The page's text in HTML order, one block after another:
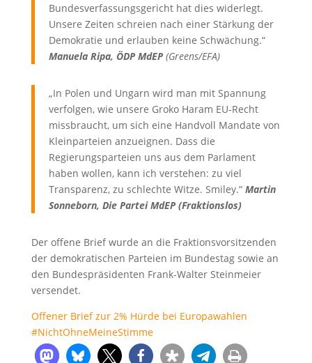
Bundesverfassungsgericht hat dies widerlegt.
Unsere Zeiten schreien nach einer Stärkung der
Demokratie und erlauben keine Schwächung.“
Manuela Ripa, ÖDP MdEP(Greens/EFA)
„In Polen und Ungarn wird man mit Spannung
verfolgen, wie unsere Groko Haram EU-Recht
missbraucht, um sich eine Handvoll Mandate von
Kleinparteien anzueignen. Dass die
Regierungsparteien uns aus dem Parlament
haben wollen, kann ich verstehen: zu viel
Transparenz, zu schlechte Witze. Smiley.“ Martin
Sonneborn, Die Partei MdEP (Fraktionslos)
Der offene Brief wurde an die Fraktionsvorsitzenden
der demokratischen Parteien im Bundestag sowie an
den Bundespräsidenten Frank-Walter Steinmeier
versendet.
Offener Brief zur 2% Hürde bei Europawahlen
#NichtOhneMeineStimme